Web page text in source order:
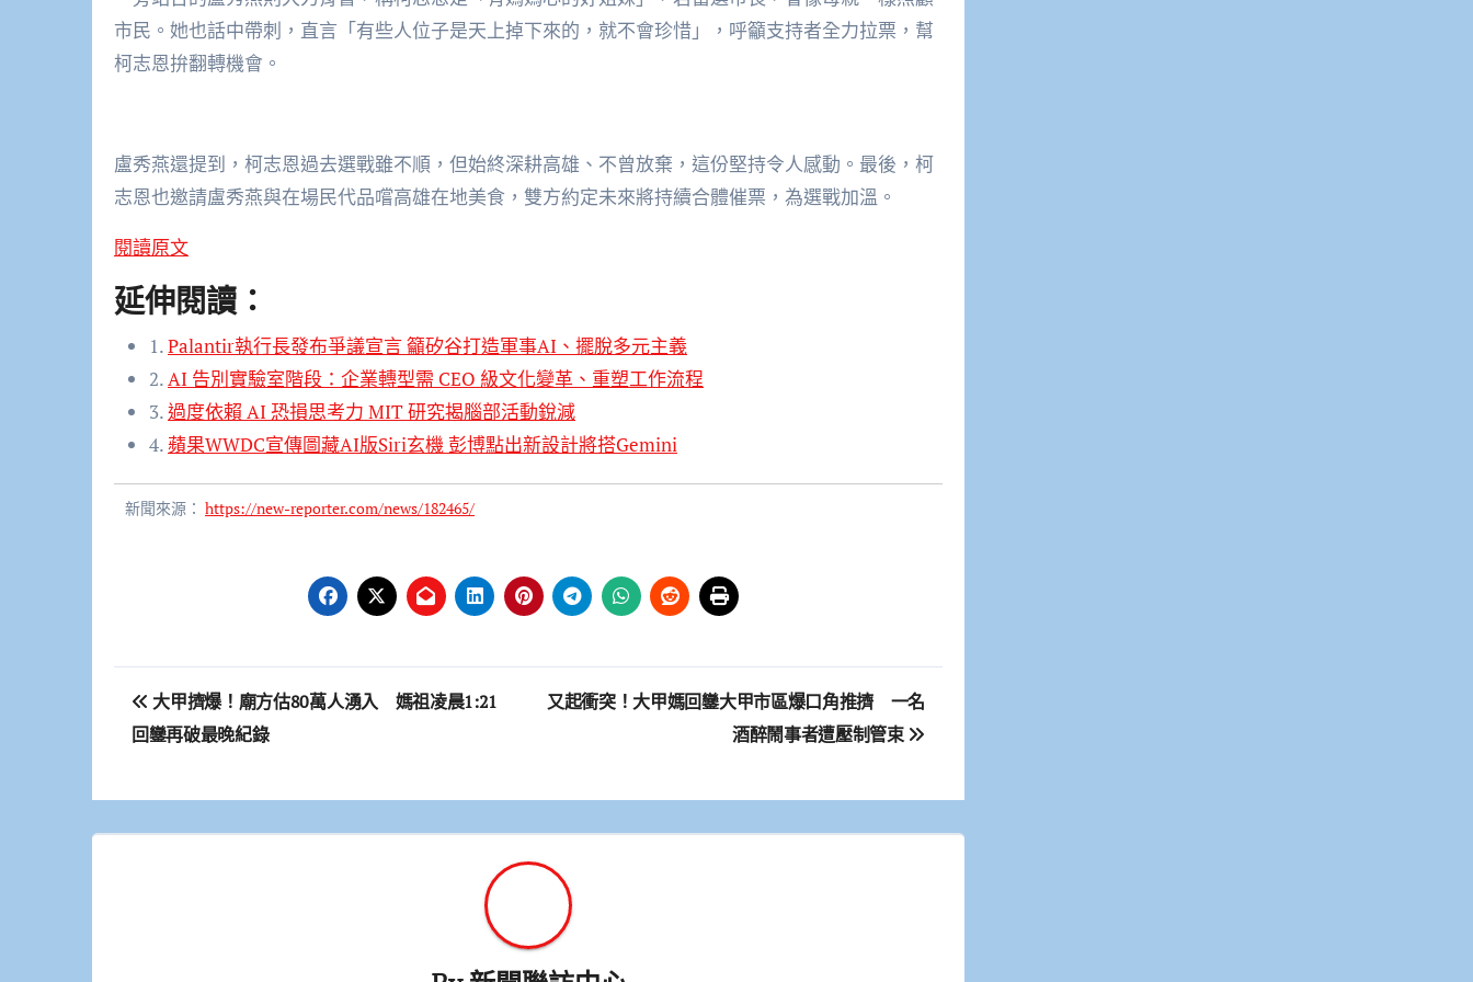
市民。她也話中帶刺，直言「有些人位子是天上掉下來的，就不會珍惜」，呼籲支持者全力拉票，幫
柯志恩拚翻轉機會。
盧秀燕還提到，柯志恩過去選戰雖不順，但始終深耕高雄、不曾放棄，這份堅持令人感動。最後，柯
志恩也邀請盧秀燕與在場民代品嚐高雄在地美食，雙方約定未來將持續合體催票，為選戰加溫。
閱讀原文
延伸閱讀：
1.Palantir執行長發布爭議宣言 籲矽谷打造軍事AI、擺脫多元主義
2.AI 告別實驗室階段：企業轉型需 CEO 級文化變革、重塑工作流程
3.過度依賴 AI 恐損思考力 MIT 研究揭腦部活動銳減
4.蘋果WWDC宣傳圖藏AI版Siri玄機 彭博點出新設計將搭Gemini
新聞來源： https://new-reporter.com/news/182465/
文
章
覽
大甲擠爆！廟方估80萬人湧入 媽祖凌晨1:21
回鑾再破最晚紀錄
又起衝突！大甲媽回鑾大甲市區爆口角推擠 一名
酒醉鬧事者遭壓制管束